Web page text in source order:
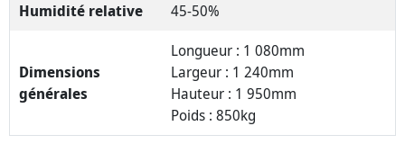
Humidité relative 45-50%
Dimensions
générales
Longueur : 1 080mm
Largeur : 1 240mm
Hauteur : 1 950mm
Poids : 850kg